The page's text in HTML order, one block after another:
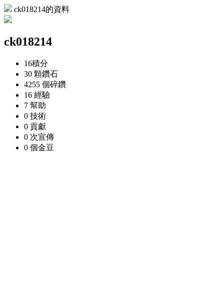
ck018214的資料
ck018214
16積分
30 顆鑽石
4255 個碎鑽
16 經驗
7 幫助
0 技術
0 貢獻
0 次宣傳
0 個金豆